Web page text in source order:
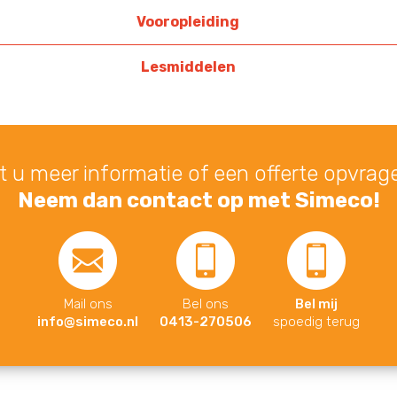
Vooropleiding
Lesmiddelen
u meer informatie of een offerte
Neem dan contact op met Simeco!
Mail ons
info@simeco.nl
Bel ons
0413-270506
Bel mij
spoedig terug